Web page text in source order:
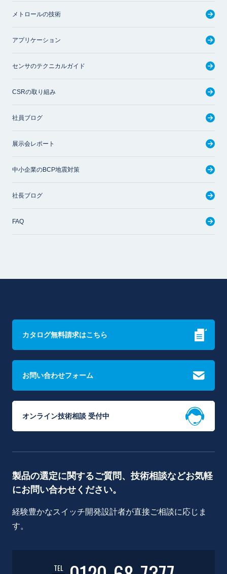
メトロールの技術
アプリケーション
センサのテクニカルガイド
CSRの取り組み
社員ブログ
展示会レポート
中小企業のBCP地震対策
社長ブログ
FAQ
カタログ無料請求はこちら
お問い合わせフォーム
オンライン技術相談 受付中
製品の選定に関するご質問、技術相談などお気軽
にお問い合わせください。
経験豊かなスイッチ開発設計者が直接ご相談に応じま
す。
TEL